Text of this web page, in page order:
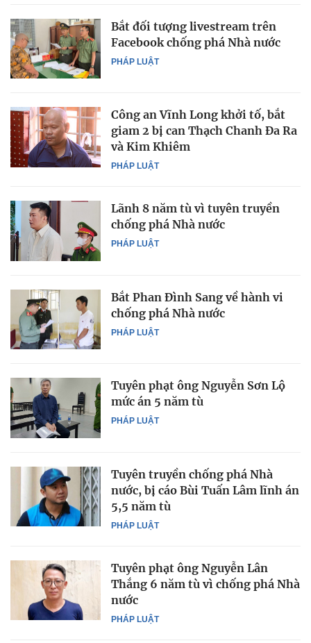
PHÁP LUẬT
Bắt đối tượng livestream trên
Facebook chống phá Nhà nước
PHÁP LUẬT
Công an Vĩnh Long khởi tố, bắt
giam 2 bị can Thạch Chanh Đa Ra
và Kim Khiêm
PHÁP LUẬT
Lãnh 8 năm tù vì tuyên truyền
chống phá Nhà nước
PHÁP LUẬT
Bắt Phan Đình Sang về hành vi
chống phá Nhà nước
PHÁP LUẬT
Tuyên phạt ông Nguyễn Sơn Lộ
mức án 5 năm tù
PHÁP LUẬT
Tuyên truyền chống phá Nhà
nước, bị cáo Bùi Tuấn Lâm lĩnh án
5,5 năm tù
PHÁP LUẬT
Tuyên phạt ông Nguyễn Lân
Thắng 6 năm tù vì chống phá Nhà
nước